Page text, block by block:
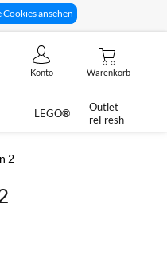
Cookies ansehen
Technische Unterstützung
Konto Warenkorb
LEGO®
Outlet
reFresh
2